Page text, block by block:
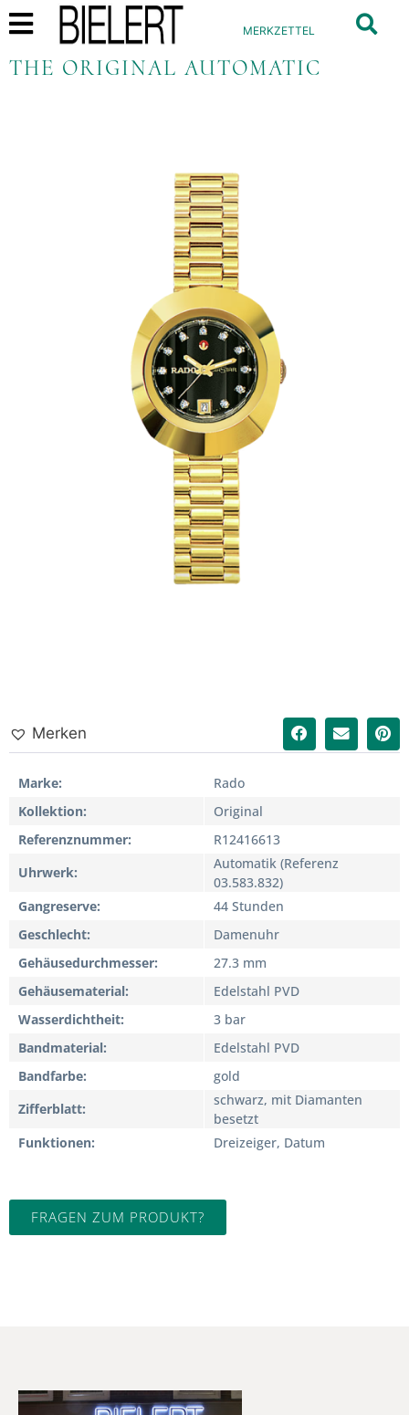
MERKZETTEL
THE ORIGINAL AUTOMATIC
Merken
Marke
Rado
Kollektion
Original
Referenznummer
R12416613
Uhrwerk
Automatik (Referenz
03.583.832)
Gangreserve
44 Stunden
Geschlecht
Damenuhr
Gehäusedurchmesser
27.3 mm
Gehäusematerial
Edelstahl PVD
Wasserdichtheit
3 bar
Bandmaterial
Edelstahl PVD
Bandfarbe
gold
Zifferblatt
schwarz, mit Diamanten
besetzt
Funktionen
Dreizeiger, Datum
FRAGEN ZUM PRODUKT?